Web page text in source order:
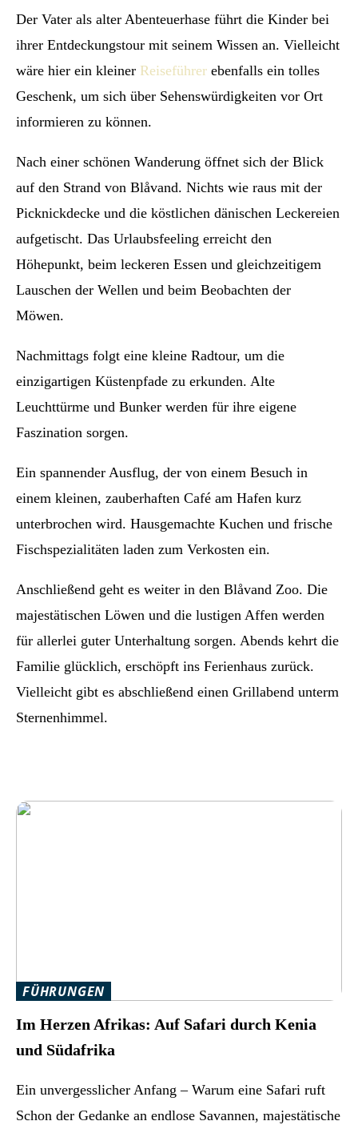
Der Vater als alter Abenteuerhase führt die Kinder bei
ihrer Entdeckungstour mit seinem Wissen an. Vielleicht
wäre hier ein kleiner Reiseführer ebenfalls ein tolles
Geschenk, um sich über Sehenswürdigkeiten vor Ort
informieren zu können.
Nach einer schönen Wanderung öffnet sich der Blick
auf den Strand von Blåvand. Nichts wie raus mit der
Picknickdecke und die köstlichen dänischen Leckereien
aufgetischt. Das Urlaubsfeeling erreicht den
Höhepunkt, beim leckeren Essen und gleichzeitigem
Lauschen der Wellen und beim Beobachten der
Möwen.
Nachmittags folgt eine kleine Radtour, um die
einzigartigen Küstenpfade zu erkunden. Alte
Leuchttürme und Bunker werden für ihre eigene
Faszination sorgen.
Ein spannender Ausflug, der von einem Besuch in
einem kleinen, zauberhaften Café am Hafen kurz
unterbrochen wird. Hausgemachte Kuchen und frische
Fischspezialitäten laden zum Verkosten ein.
Anschließend geht es weiter in den Blåvand Zoo. Die
majestätischen Löwen und die lustigen Affen werden
für allerlei guter Unterhaltung sorgen. Abends kehrt die
Familie glücklich, erschöpft ins Ferienhaus zurück.
Vielleicht gibt es abschließend einen Grillabend unterm
Sternenhimmel.
FÜHRUNGEN
Im Herzen Afrikas: Auf Safari durch Kenia
und Südafrika
Ein unvergesslicher Anfang – Warum eine Safari ruft
Schon der Gedanke an endlose Savannen, majestätische